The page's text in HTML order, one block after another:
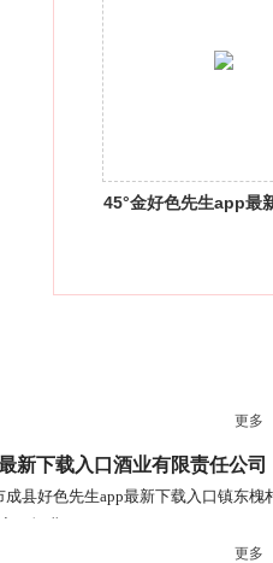
45°金好色先生app最
更多
新下载入口酒业有限责任公司
成县好色先生app最新下载入口镇东槐
3778687
更多